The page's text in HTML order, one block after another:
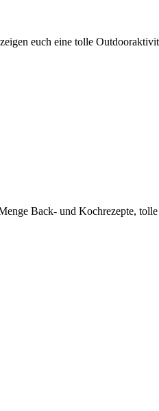
euch eine tolle
Back- und Kochrezepte,